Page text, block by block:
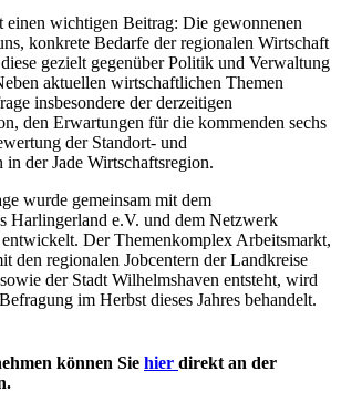
einen wichtigen Beitrag: Die gewonnenen
konkrete Bedarfe der regionalen Wirtschaft
gezielt gegenüber Politik und Verwaltung
aktuellen wirtschaftlichen Themen
insbesondere der derzeitigen
den Erwartungen für die kommenden sechs
der Standort- und
in der Jade Wirtschaftsregion.
wurde gemeinsam mit dem
Harlingerland e.V. und dem Netzwerk
Der Themenkomplex Arbeitsmarkt,
den regionalen Jobcentern der Landkreise
der Stadt Wilhelmshaven entsteht, wird
im Herbst dieses Jahres behandelt.
können Sie hier direkt an der